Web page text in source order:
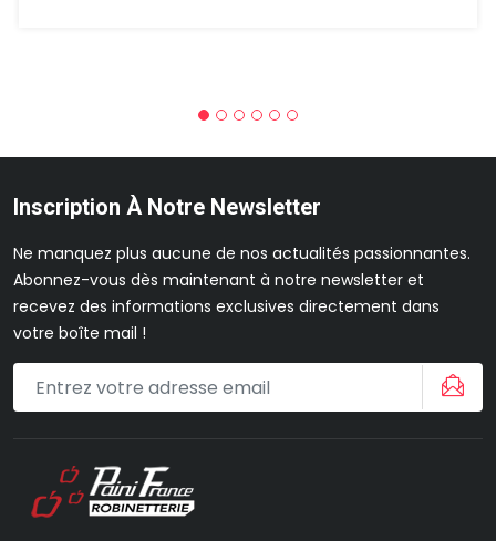
Inscription À Notre Newsletter
Ne manquez plus aucune de nos actualités passionnantes.
Abonnez-vous dès maintenant à notre newsletter et
recevez des informations exclusives directement dans
votre boîte mail !